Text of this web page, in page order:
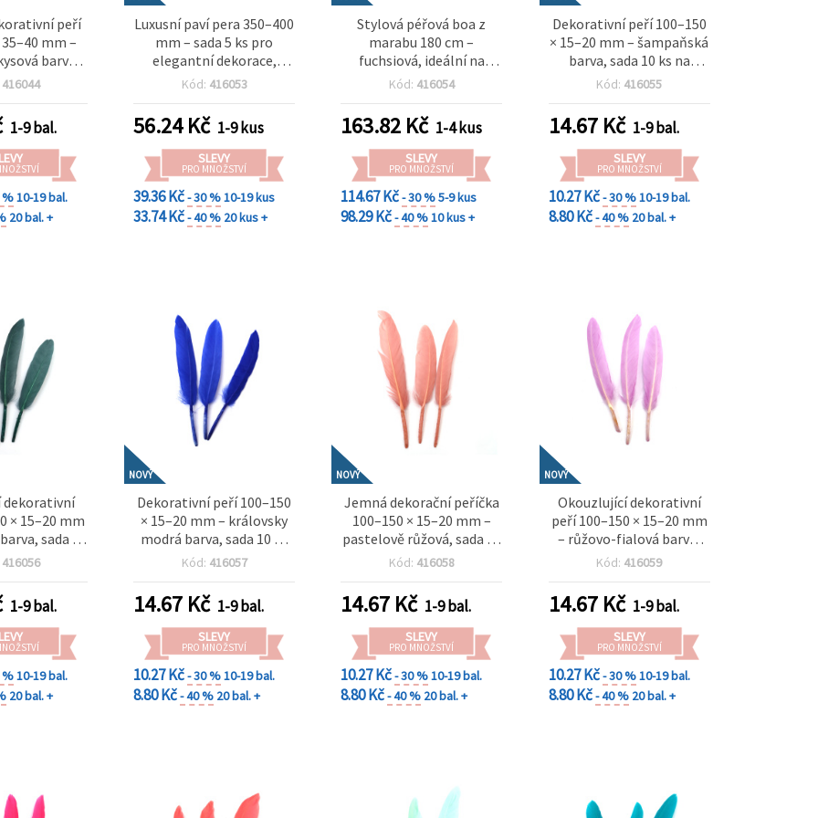
peří
mm –
barva,
pro výtvarné
DIY
416044
1-9 bal.
%10-19 bal.
20 bal. +
Luxusní paví pera 350–400
mm – sada 5 ks pro
elegantní dekorace,
kreativní tvoření a
Kód: 416053
56.24Kč 1-9 kus
SLEVY
PRO MNOŽSTVÍ
39.36 Kč- 30 %10-19 kus
33.74 Kč- 40 % 20 kus +
Stylová péřová boa z
marabu 180 cm –
fuchsiová, ideální na
párty outfity, jevištní
Kód: 416054
163.82 Kč 1-4 kus
SLEVY
PRO MNOŽSTVÍ
114.67 Kč- 30 %5-9 kus
98.29 Kč- 40 %10 kus +
Dekorativní peří 100–150
× 15–20 mm – šampaňská
barva, sada 10 ks na
svatební dekorace,
stylové DIY projekty
Kód: 416055
14.67Kč 1-9 bal.
SLEVY
PRO MNOŽSTVÍ
10.27 Kč- 30 %10-19 bal.
8.80 Kč- 40 % 20 bal. +
dekorativní
× 15–20 mm
sada 10
floristiku a
416056
1-9 bal.
%10-19 bal.
20 bal. +
NOVÝ
Dekorativní peří 100–150
× 15–20 mm – královsky
modrá barva, sada 10 ks
na elegantní tvoření,
kreativní projekty
Kód: 416057
14.67 Kč 1-9 bal.
SLEVY
PRO MNOŽSTVÍ
10.27 Kč- 30 %10-19 bal.
8.80 Kč- 40 % 20 bal. +
NOVÝ
Jemná dekorační peříčka
100–150 × 15–20 mm –
pastelově růžová, sada 10
ks na romantické tvoření,
kreativní DIY projekty
Kód: 416058
14.67 Kč 1-9 bal.
SLEVY
PRO MNOŽSTVÍ
10.27 Kč- 30 %10-19 bal.
8.80 Kč- 40 % 20 bal. +
NOVÝ
Okouzlující dekorativní
peří 100–150 × 15–20 mm
– růžovo-fialová barva,
sada 10 ks pro
slavnostní dekorace &
kreativní projekty
Kód: 416059
14.67Kč 1-9 bal.
SLEVY
PRO MNOŽSTVÍ
10.27 Kč- 30 %10-19 bal.
8.80 Kč- 40 % 20 bal. +